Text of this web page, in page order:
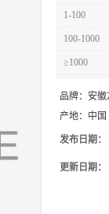
1-100
100-1000
≥1000
品牌： 安徽
产地： 中国
发布日期：
更新日期：